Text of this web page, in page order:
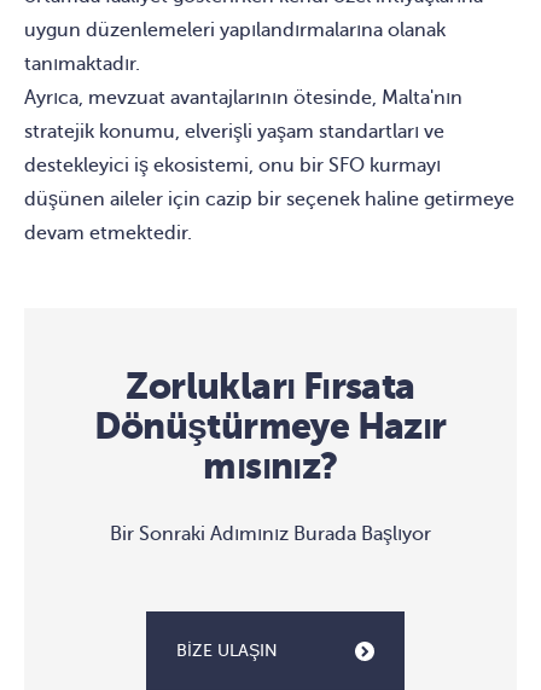
uygun düzenlemeleri yapılandırmalarına olanak
tanımaktadır.
Ayrıca, mevzuat avantajlarının ötesinde, Malta'nın
stratejik konumu, elverişli yaşam standartları ve
destekleyici iş ekosistemi, onu bir SFO kurmayı
düşünen aileler için cazip bir seçenek haline getirmeye
devam etmektedir.
Zorlukları Fırsata
Dönüştürmeye Hazır
mısınız?
Bir Sonraki Adımınız Burada Başlıyor
BIZE ULAŞIN